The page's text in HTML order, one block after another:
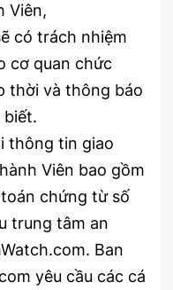
Viên,
có trách nhiệm
cơ quan chức
thời và thông báo
biết.
thông tin giao
Viên bao gồm
chứng từ số
trung tâm an
Ban
yêu cầu các cá